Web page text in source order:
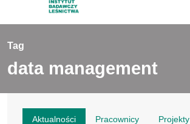
Tag
data management
Aktualności Pracownicy Projekty